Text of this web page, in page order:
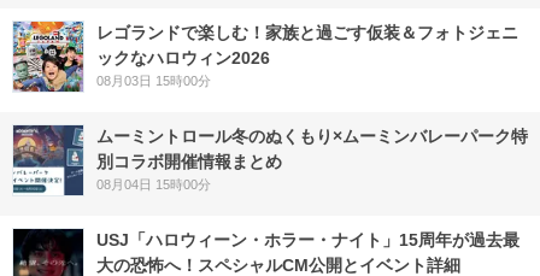
レゴランドで楽しむ！家族と過ごす仮装＆フォトジェニ
ックなハロウィン2026
08月03日 15時00分
ムーミントロール冬のぬくもり×ムーミンバレーパーク特
別コラボ開催情報まとめ
08月04日 15時00分
USJ「ハロウィーン・ホラー・ナイト」15周年が過去最
大の恐怖へ！スペシャルCM公開とイベント詳細